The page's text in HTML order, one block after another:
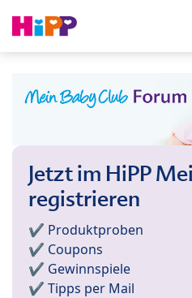
Jetzt im HiPP
registrieren
✔️ Produktproben
✔️ Coupons
✔️ Gewinnspiele
✔️ Tipps per Mail